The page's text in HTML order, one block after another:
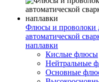
Флюсы и проволоки
автоматической
наплавки
Кислые флюсы
Нейтральные
Основные